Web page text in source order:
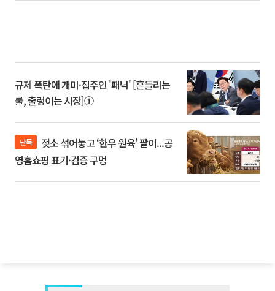
규제 폭탄에 개미·집주인 '패닉' [흔들리는
룰, 출렁이는 시장]①
단독
영홈쇼핑 표기·검증 구멍